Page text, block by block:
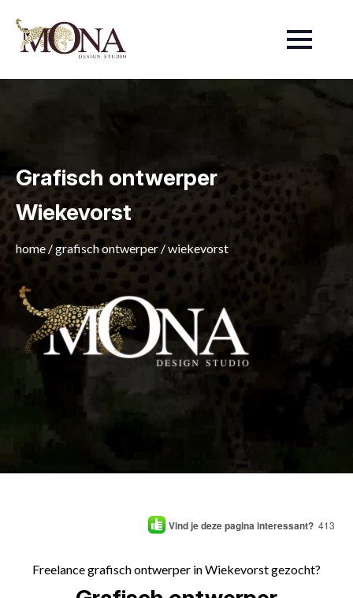
Grafisch ontwerper
Wiekevorst
home /grafisch ontwerper /wiekevorst
Vind je deze pagina interessant? 413
Freelance grafisch ontwerper in Wiekevorst gezocht?